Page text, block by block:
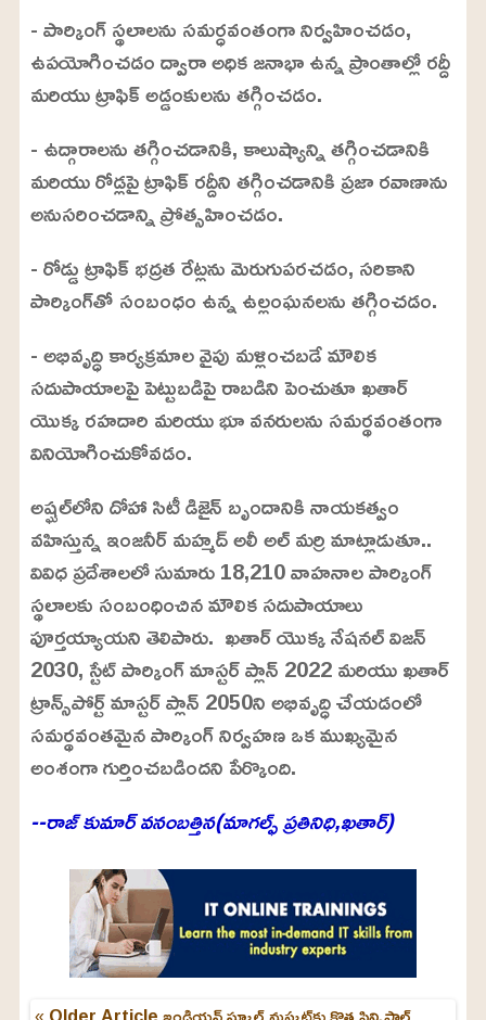
t
e
:
2
2
.
9
9
- పార్కింగ్ స్థలాలను సమర్ధవంతంగా నిర్వహించడం,
ఉపయోగించడం ద్వారా అధిక జనాభా ఉన్న ప్రాంతాల్లో రద్దీ
మరియు ట్రాఫిక్ అడ్డంకులను తగ్గించడం.
- ఉద్గారాలను తగ్గించడానికి, కాలుష్యాన్ని తగ్గించడానికి
మరియు రోడ్లపై ట్రాఫిక్ రద్దీని తగ్గించడానికి ప్రజా రవాణాను
అనుసరించడాన్ని ప్రోత్సహించడం.
- రోడ్డు ట్రాఫిక్ భద్రత రేట్లను మెరుగుపరచడం, సరికాని
పార్కింగ్‌తో సంబంధం ఉన్న ఉల్లంఘనలను తగ్గించడం.
- అభివృద్ధి కార్యక్రమాల వైపు మళ్లించబడే మౌలిక
సదుపాయాలపై పెట్టుబడిపై రాబడిని పెంచుతూ ఖతార్
యొక్క రహదారి మరియు భూ వనరులను సమర్థవంతంగా
వినియోగించుకోవడం.
అష్ఘల్‌లోని దోహా సిటీ డిజైన్ బృందానికి నాయకత్వం
వహిస్తున్న ఇంజనీర్ మహ్మద్ అలీ అల్ మర్రి మాట్లాడుతూ..
వివిధ ప్రదేశాలలో సుమారు 18,210 వాహనాల పార్కింగ్
స్థలాలకు సంబంధించిన మౌలిక సదుపాయాలు
పూర్తయ్యాయని తెలిపారు. ఖతార్ యొక్క నేషనల్ విజన్
2030, స్టేట్ పార్కింగ్ మాస్టర్ ప్లాన్ 2022 మరియు ఖతార్
ట్రాన్స్‌పోర్ట్ మాస్టర్ ప్లాన్ 2050ని అభివృద్ధి చేయడంలో
సమర్థవంతమైన పార్కింగ్ నిర్వహణ ఒక ముఖ్యమైన
అంశంగా గుర్తించబడిందని పేర్కొంది.
--రాజ్ కుమార్ వనంబత్తిన(మాగల్ఫ్ ప్రతినిధి,ఖతార్)